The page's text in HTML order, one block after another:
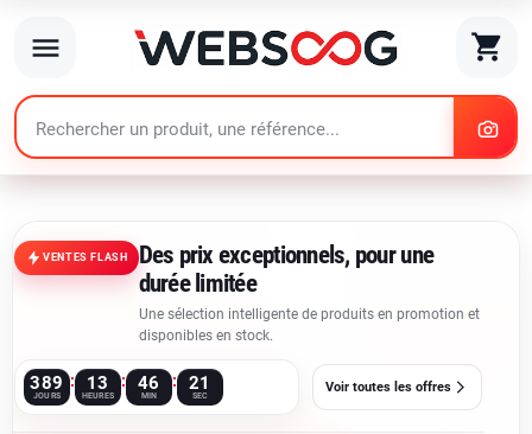
menu shopping_cart
search
VENTES FLASH
Des prix exceptionnels, pour une
durée limitée
Une sélection intelligente de produits en promotion et
disponibles en stock.
389
JOURS
: 13
HEURES
: 46
MIN
: 19
SEC
Voir toutes les offres